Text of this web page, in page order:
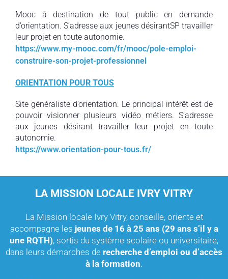
Mooc à destination de tout public en demande
d’orientation. S’adresse aux jeunes désirantSP travailler
leur projet en toute autonomie.
https://www.my-mooc.com/fr/mooc/pole-emploi-
construire-son-projet-professionnel
ORIENTATION POUR TOUS
Site généraliste d’orientation. Le principal intérêt est de
pouvoir visionner plusieurs vidéo métiers. S’adresse
aux jeunes désirant travailler leur projet en toute
autonomie.
https://www.orientation-pour-tous.fr/
LA MISSION LOCALE IVRY VITRY
La Mission locale Ivry Vitry, conseille, oriente et
accompagne les jeunes de 16 à 25 ans (29 ans s’il y a
une RQTH), sortis du système scolaire ou universitaire,
dans leurs démarches de recherche d’emploi ou d’accès
à la formation.